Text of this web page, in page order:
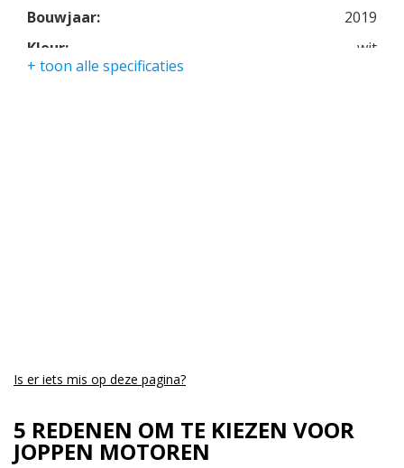
Bouwjaar:
2019
Kleur:
wit
+ toon alle specificaties
Is er iets mis op deze pagina?
5 REDENEN OM TE KIEZEN VOOR
JOPPEN MOTOREN